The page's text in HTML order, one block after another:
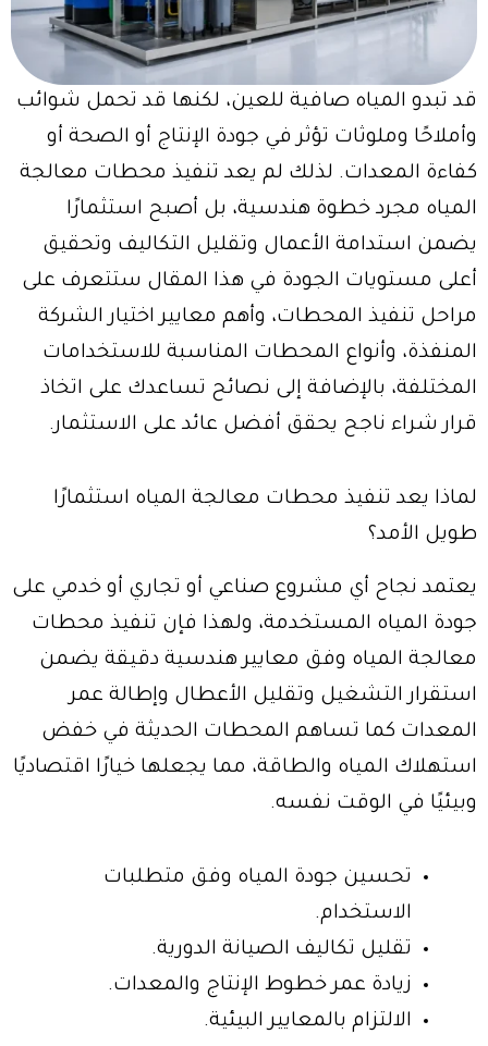
قد تبدو المياه صافية للعين، لكنها قد تحمل شوائب
وأملاحًا وملوثات تؤثر في جودة الإنتاج أو الصحة أو
كفاءة المعدات. لذلك لم يعد تنفيذ محطات معالجة
المياه مجرد خطوة هندسية، بل أصبح استثمارًا
يضمن استدامة الأعمال وتقليل التكاليف وتحقيق
أعلى مستويات الجودة في هذا المقال ستتعرف على
مراحل تنفيذ المحطات، وأهم معايير اختيار الشركة
المنفذة، وأنواع المحطات المناسبة للاستخدامات
المختلفة، بالإضافة إلى نصائح تساعدك على اتخاذ
قرار شراء ناجح يحقق أفضل عائد على الاستثمار.
لماذا يعد تنفيذ محطات معالجة المياه استثمارًا
طويل الأمد؟
يعتمد نجاح أي مشروع صناعي أو تجاري أو خدمي على
جودة المياه المستخدمة، ولهذا فإن تنفيذ محطات
معالجة المياه وفق معايير هندسية دقيقة يضمن
استقرار التشغيل وتقليل الأعطال وإطالة عمر
المعدات كما تساهم المحطات الحديثة في خفض
استهلاك المياه والطاقة، مما يجعلها خيارًا اقتصاديًا
وبيئيًا في الوقت نفسه.
تحسين جودة المياه وفق متطلبات
الاستخدام.
تقليل تكاليف الصيانة الدورية.
زيادة عمر خطوط الإنتاج والمعدات.
الالتزام بالمعايير البيئية.